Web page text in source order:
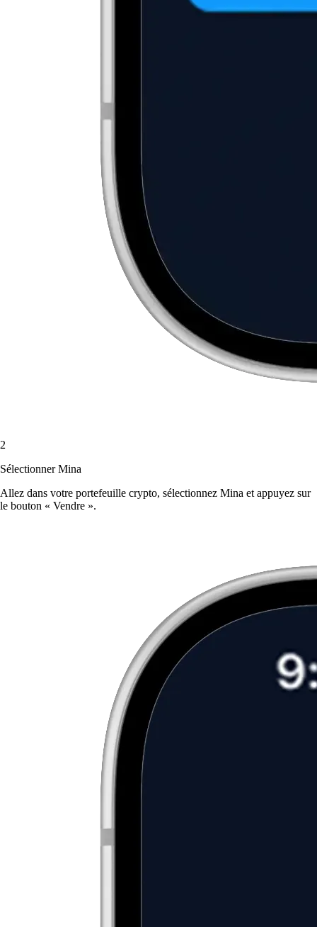
2
Sélectionner Mina
Allez dans votre portefeuille crypto, sélectionnez Mina et appuyez sur
le bouton « Vendre ».